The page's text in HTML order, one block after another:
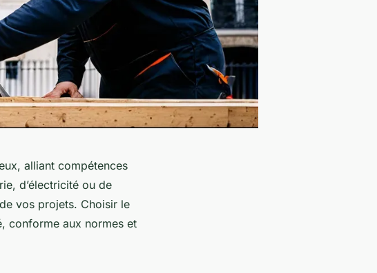
alliant compétences
d’électricité ou de
vos projets. Choisir le
conforme aux normes et